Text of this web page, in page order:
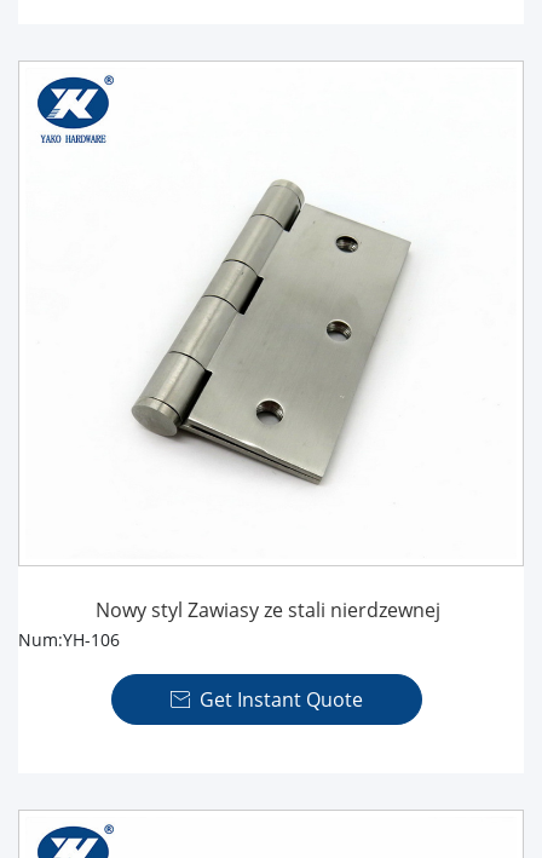
Nowy styl Zawiasy ze stali nierdzewnej
Num:YH-106
 Get Instant Quote